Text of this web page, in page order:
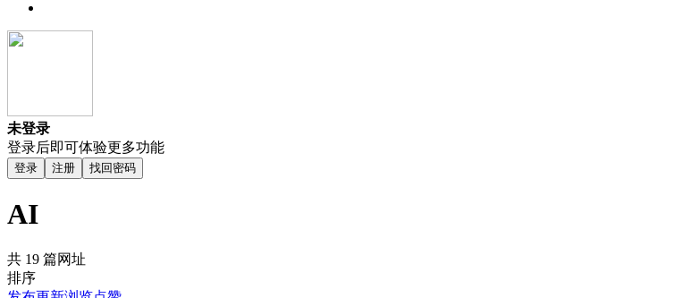
未登录
登录后即可体验更多功能
登录 注册 找回密码
AI
共 19 篇网址
排序